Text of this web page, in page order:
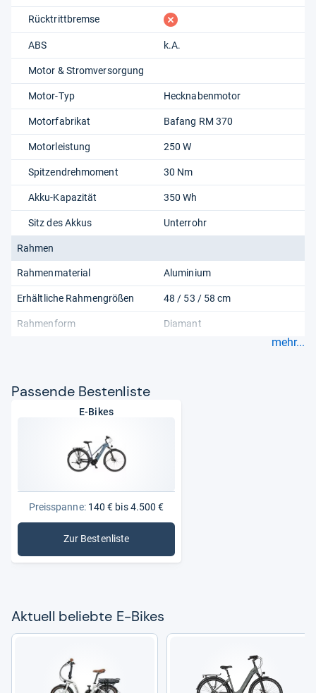
Rücktrittbremse fehlt
ABS k.A.
Motor & Stromversorgung
Motor-Typ Hecknabenmotor
Motorfabrikat Bafang RM 370
Motorleistung 250 W
Spitzendrehmoment 30 Nm
Akku-Kapazität 350 Wh
Sitz des Akkus Unterrohr
Rahmen
Rahmenmaterial Aluminium
Erhältliche Rahmengrößen 48 / 53 / 58 cm
Rahmenform Diamant
mehr...
Pas­sende Bes­ten­liste
E-Bikes
Preisspanne:140 € bis 4.500 €
Zur Bestenliste
: E-Bikes
Aktu­ell beliebte E-​Bikes